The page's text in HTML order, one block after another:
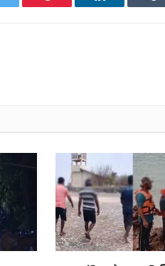
Pinterest LinkedIn